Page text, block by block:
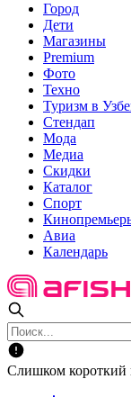
Город
Дети
Магазины
Premium
Фото
Техно
Туризм в
Стендап
Мода
Медиа
Скидки
Каталог
Спорт
Авиа
Календарь
Слишком короткий